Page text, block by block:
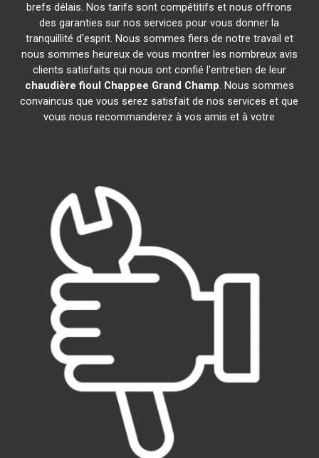
brefs délais. Nos tarifs sont compétitifs et nous offrons
des garanties sur nos services pour vous donner la
tranquillité d'esprit. Nous sommes fiers de notre travail et
nous sommes heureux de vous montrer les nombreux avis
clients satisfaits qui nous ont confié l'entretien de leur
chaudière fioul Chappee Grand Champ. Nous sommes
convaincus que vous serez satisfait de nos services et que
vous nous recommanderez à vos amis et à votre